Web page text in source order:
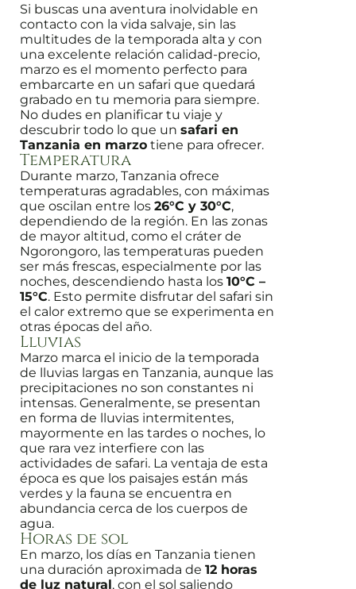
Si buscas una aventura inolvidable en
contacto con la vida salvaje, sin las
multitudes de la temporada alta y con
una excelente relación calidad-precio,
marzo es el momento perfecto para
embarcarte en un safari que quedará
grabado en tu memoria para siempre.
No dudes en planificar tu viaje y
descubrir todo lo que un safari en
Tanzania en marzo tiene para ofrecer.
Temperatura
Durante marzo, Tanzania ofrece
temperaturas agradables, con máximas
que oscilan entre los 26°C y 30°C,
dependiendo de la región. En las zonas
de mayor altitud, como el cráter de
Ngorongoro, las temperaturas pueden
ser más frescas, especialmente por las
noches, descendiendo hasta los 10°C –
15°C. Esto permite disfrutar del safari sin
el calor extremo que se experimenta en
otras épocas del año.
Lluvias
Marzo marca el inicio de la temporada
de lluvias largas en Tanzania, aunque las
precipitaciones no son constantes ni
intensas. Generalmente, se presentan
en forma de lluvias intermitentes,
mayormente en las tardes o noches, lo
que rara vez interfiere con las
actividades de safari. La ventaja de esta
época es que los paisajes están más
verdes y la fauna se encuentra en
abundancia cerca de los cuerpos de
agua.
Horas de sol
En marzo, los días en Tanzania tienen
una duración aproximada de 12 horas
de luz natural, con el sol saliendo